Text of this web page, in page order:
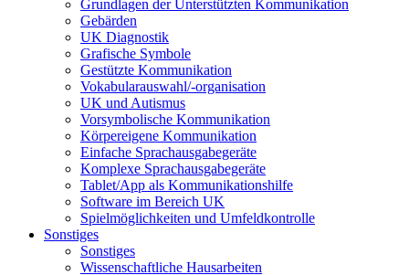
Grundlagen der Unterstützten Kommunikation
Gebärden
UK Diagnostik
Grafische Symbole
Gestützte Kommunikation
Vokabularauswahl/-organisation
UK und Autismus
Vorsymbolische Kommunikation
Körpereigene Kommunikation
Einfache Sprachausgabegeräte
Komplexe Sprachausgabegeräte
Tablet/App als Kommunikationshilfe
Software im Bereich UK
Spielmöglichkeiten und Umfeldkontrolle
Sonstiges
Sonstiges
Wissenschaftliche Hausarbeiten